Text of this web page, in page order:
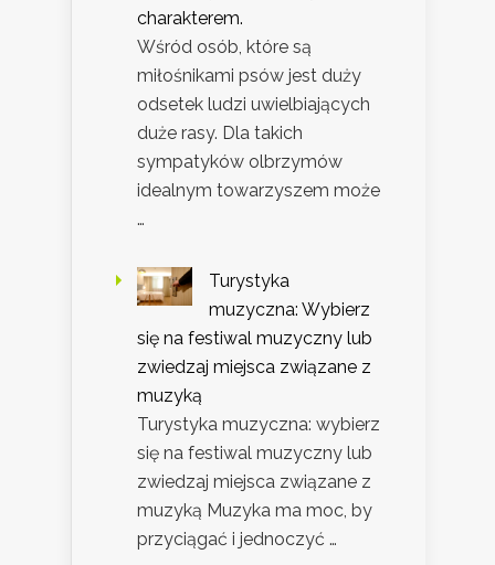
charakterem.
Wśród osób, które są
miłośnikami psów jest duży
odsetek ludzi uwielbiających
duże rasy. Dla takich
sympatyków olbrzymów
idealnym towarzyszem może
…
Turystyka
muzyczna: Wybierz
się na festiwal muzyczny lub
zwiedzaj miejsca związane z
muzyką
Turystyka muzyczna: wybierz
się na festiwal muzyczny lub
zwiedzaj miejsca związane z
muzyką Muzyka ma moc, by
przyciągać i jednoczyć …